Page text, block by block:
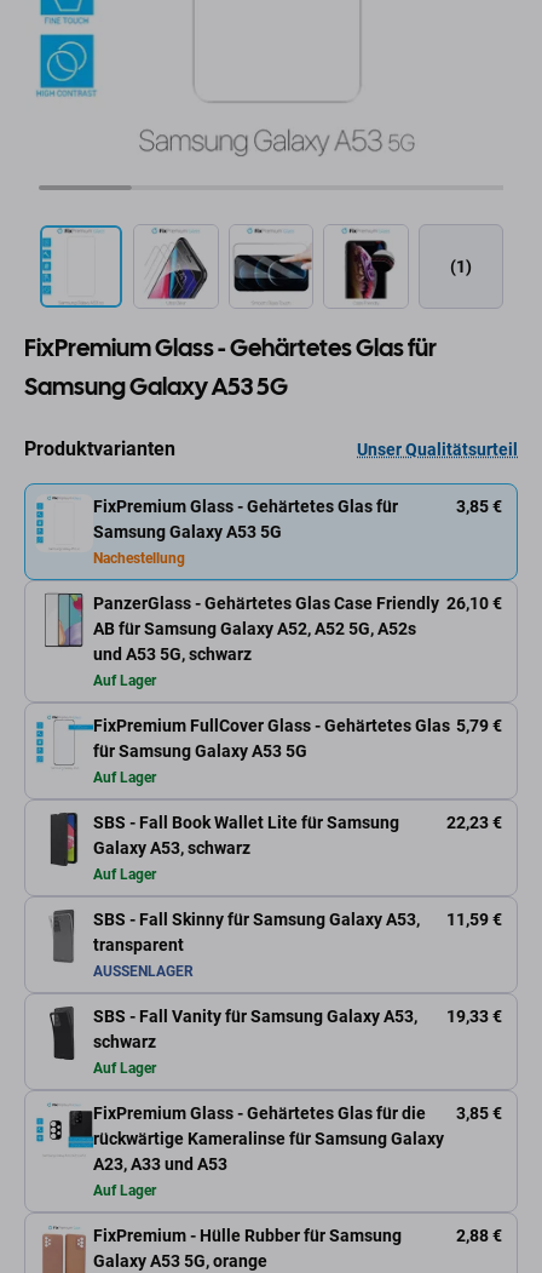
(1)
FixPremium Glass - Gehärtetes Glas für
Samsung Galaxy A53 5G
Produktvarianten Unser Qualitätsurteil
PanzerGlass - Gehärtetes Glas Case Friendly
AB für Samsung Galaxy A52, A52 5G, A52s
und A53 5G, schwarz
26,10 €
Auf Lager
FixPremium FullCover Glass - Gehärtetes Glas
für Samsung Galaxy A53 5G
5,79 €
Auf Lager
SBS - Fall Book Wallet Lite für Samsung
Galaxy A53, schwarz
22,23 €
Auf Lager
SBS - Fall Skinny für Samsung Galaxy A53,
transparent
11,59 €
AUSSENLAGER
SBS - Fall Vanity für Samsung Galaxy A53,
schwarz
19,33 €
Auf Lager
FixPremium Glass - Gehärtetes Glas für
Samsung Galaxy A53 5G
3,85 €
Nachestellung
FixPremium Glass - Gehärtetes Glas für die
rückwärtige Kameralinse für Samsung Galaxy
A23, A33 und A53
3,85 €
Auf Lager
FixPremium - Hülle Rubber für Samsung
Galaxy A53 5G, orange
2,88 €